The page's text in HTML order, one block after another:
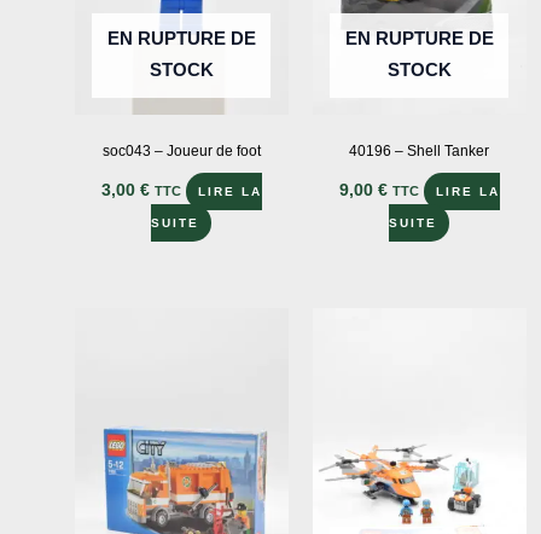
produit
produit
EN RUPTURE DE
STOCK
soc043 – Joueur de foot
3,00 € TTC LIRE LA
SUITE
EN RUPTURE DE
STOCK
40196 – Shell Tanker
9,00 € TTC LIRE LA
SUITE